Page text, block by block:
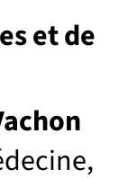
et de